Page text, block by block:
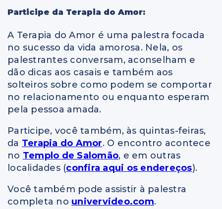
Participe da Terapia do Amor:
A Terapia do Amor é uma palestra focada
no sucesso da vida amorosa. Nela, os
palestrantes conversam, aconselham e
dão dicas aos casais e também aos
solteiros sobre como podem se comportar
no relacionamento ou enquanto esperam
pela pessoa amada.
Participe, você também, às quintas-feiras,
da Terapia do Amor. O encontro acontece
no Templo de Salomão, e em outras
localidades (confira aqui os endereços).
Você também pode assistir à palestra
completa no univervideo.com.